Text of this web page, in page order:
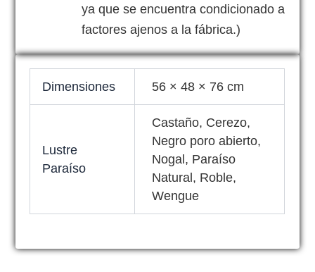
ya que se encuentra condicionado a
factores ajenos a la fábrica.)
Dimensiones 56 × 48 × 76 cm
Lustre
Paraíso
Castaño, Cerezo,
Negro poro abierto,
Nogal, Paraíso
Natural, Roble,
Wengue